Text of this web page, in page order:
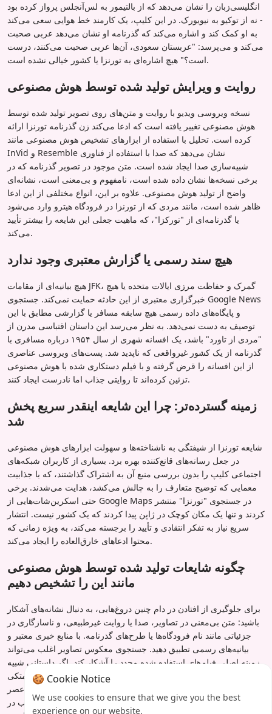
انگلیسی‌زبان را نشان می‌دهد که از بالتیمور به لس‌آنجلس پرواز کرده بود
- نه از توکیو به نیویورک. در این کلیپ، یک کارمند خط هوایی سعی می‌کند
به او کمک کند و اشاره می‌کند که گذرنامه او نشان می‌دهد عربی صحبت
می‌کند و می‌پرسد: "عربستان سعودی، آن‌ها عربی صحبت می‌کنند، درست
است؟" هیچ اشاره‌ای به تورنزا یا کشور خیالی نشده است.
روایت و ویرایش تولید شده توسط هوش مصنوعی
نسخه ویروسی ویدیو با روایت و متن‌های روی تصویر تولید شده توسط
هوش مصنوعی تغییر یافته است که ادعا می‌کند زن گذرنامه تورنزا ارائه
کرده است. تحلیل با استفاده از ابزارهای تشخیص هوش مصنوعی مانند
InVid و Resemble نشان می‌دهد که صدا با استفاده از فناوری
شبیه‌سازی صدا ایجاد شده است. متن موجود در تصویر گذرنامه که در
برخی نسخه‌ها نشان داده شده است، نامفهوم و بی‌معنی است، نشانه‌ای
واضح از تولید هوش مصنوعی. علاوه بر این، انواع مختلفی از این ادعا
ظاهر شده است، مانند مردی که از تورنزا در فرودگاه هیترو وارد می‌شود
یا گذرنامه‌ای از "تورکزا"، که ماهیت جعلی این شایعه را بیشتر تأیید
می‌کند.
هیچ سند رسمی یا گزارش معتبری وجود ندارد
هیچ بیانیه‌ای از مقامات JFK، گمرک و حفاظت مرزی ایالات متحده یا هیچ
خبرگزاری معتبری از این حادثه حمایت نمی‌کند. جستجوی Google News
و پایگاه‌های داده رسمی هیچ سابقه مسافر یا گزارشی مطابق با این
توصیف به دست نمی‌دهد. به نظر می‌رسد این داستان اقتباسی مدرن از
"مردی از تاورد" باشد، یک افسانه شهری از سال ۱۹۵۴ درباره مسافری با
گذرنامه از یک کشور غیرواقعی که ناپدید شد. پست‌های ویروسی عناصری
از این افسانه را قرض گرفته و با فیلم دستکاری شده با هوش مصنوعی
تزئین کرده‌اند تا روایتی جذاب اما نادرست ایجاد کنند.
زمینه گسترده‌تر: چرا این شایعه اینقدر سریع پخش
شد
شایعه تورنزا از شیفتگی به ناشناخته‌ها و سهولت ابزارهای هوش مصنوعی
در جعل رسانه‌های قانع‌کننده بهره برد. بسیاری از کاربران شبکه‌های
اجتماعی کلیپ را بدون بررسی منبع آن به اشتراک گذاشتند، که با جذابیت
معمایی که توضیح متعارف را به چالش می‌کشد، هدایت می‌شدند. برخی
حتی اسکرین‌شات‌هایی از Google Maps در جستجوی "تورنزا" منتشر
کردند و تنها یک مکان کوچک در ژاپن پیدا کردند که یک کشور نیست. انتشار
سریع نیاز به تفکر انتقادی و تأیید را برجسته می‌کند، به ویژه زمانی که
محتوا ادعاهای خارق‌العاده را ایجاد می‌کند.
چگونه شایعات تولید شده توسط هوش مصنوعی
مانند این را تشخیص دهیم
برای جلوگیری از افتادن در دام چنین دروغ‌هایی، به دنبال نشانه‌های آشکار
باشید: متن بی‌معنی در تصاویر، صدا یا روایت غیرطبیعی، و ناسازگاری در
جزئیاتی مانند نام فرودگاه‌ها یا طرح‌های گذرنامه. با منابع خبری معتبر و
بیانیه‌های رسمی تطبیق دهید. جستجوی معکوس تصاویر اغلب می‌تواند
زمینه اصلی فیلم‌های استفاده شده مجدد را آشکار کند. اگر داستانی شبیه
یک افسانه شهری به نظر می‌رسد یا به یک کلیپ ویروسی واحد متکی
است، احتمالاً نیاز به شک دارد. پرونده تورنزا یادآوری است که در عصر
دیجیتال، هر چیزی که ویروسی می‌شود واقعی نیست - و حقیقت اغلب در
🍪 Cookie Notice
We use cookies to ensure that we give you the best
experience on our website.